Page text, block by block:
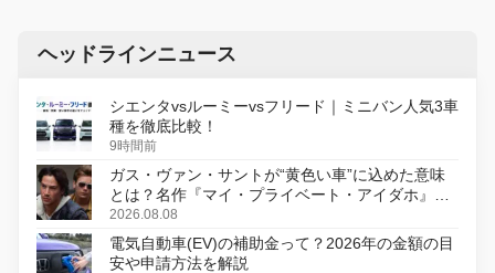
ヘッドラインニュース
シエンタvsルーミーvsフリード｜ミニバン人気3車
種を徹底比較！
9時間前
ガス・ヴァン・サントが“黄色い車”に込めた意味
とは？名作『マイ・プライベート・アイダホ』が
初のデジタルリマスター版で復活
2026.08.08
電気自動車(EV)の補助金って？2026年の金額の目
安や申請方法を解説